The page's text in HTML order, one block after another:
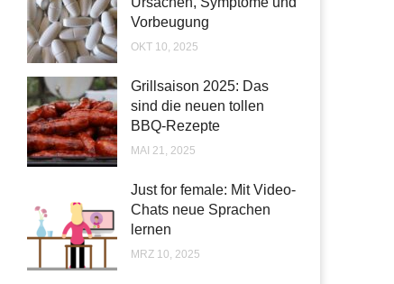
Vorbeugung
OKT 10, 2025
Grillsaison 2025: Das
sind die neuen tollen
BBQ-Rezepte
MAI 21, 2025
Just for female: Mit Video-
Chats neue Sprachen
lernen
MRZ 10, 2025